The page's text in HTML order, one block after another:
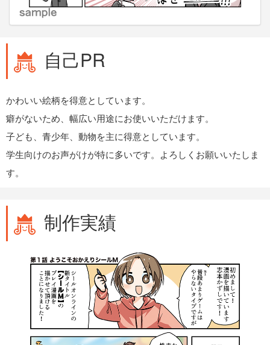
自己PR
かわいい絵柄を得意としています。
癖がないため、幅広い用途にお使いいただけます。
子ども、青少年、動物を主に得意としています。
学生向けのお声がけが特に多いです。よろしくお願いいたしま
す。
制作実績